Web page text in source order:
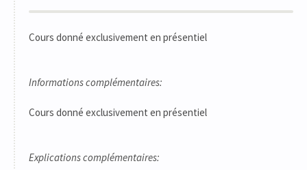
Cours donné exclusivement en présentiel
Informations complémentaires:
Cours donné exclusivement en présentiel
Explications complémentaires: